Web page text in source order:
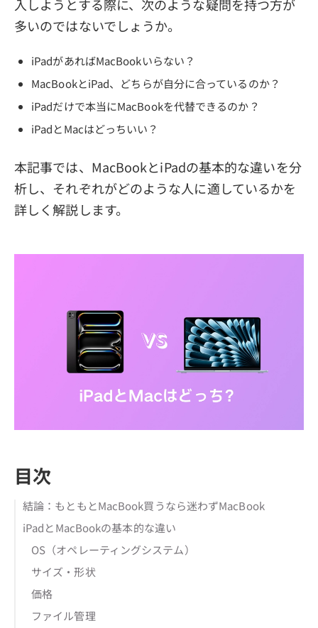
入しようとする際に、次のような疑問を持つ方が
多いのではないでしょうか。
iPadがあればMacBookいらない？
MacBookとiPad、どちらが自分に合っているのか？
iPadだけで本当にMacBookを代替できるのか？
iPadとMacはどっちいい？
本記事では、MacBookとiPadの基本的な違いを分
析し、それぞれがどのような人に適しているかを
詳しく解説します。
目次
結論：もともとMacBook買うなら迷わずMacBook
iPadとMacBookの基本的な違い
OS（オペレーティングシステム）
サイズ・形状
価格
ファイル管理